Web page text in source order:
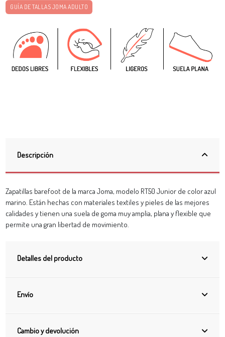
GUÍA DE TALLAS JOMA ADULTO
Descripción
Zapatillas barefoot de la marca Joma, modelo RT50 Junior de color azul
marino. Están hechas con materiales textiles y pieles de las mejores
calidades y tienen una suela de goma muy amplia, plana y flexible que
permite una gran libertad de movimiento.
Detalles del producto
Envío
Cambio y devolución